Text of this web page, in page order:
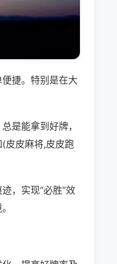
捷。特别是在大
是能拿到好牌，
皮皮麻将,皮皮跑
，实现“必胜”效